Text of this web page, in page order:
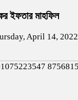
ইফতার মাহফিল
April 14, 2022